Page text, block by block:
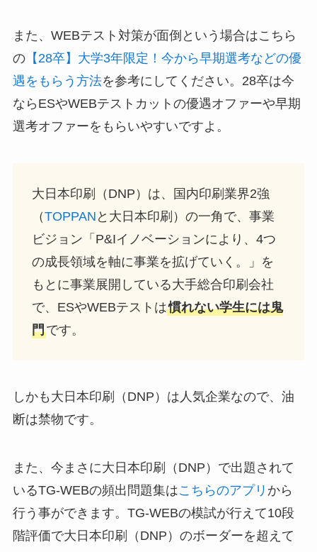
また、WEBテスト対策が面倒という場合はこちら
の【28卒】大学3年限定！今から早期選考などの優
遇をもらう方法を参考にしてください。28卒は今
ならESやWEBテストカットの優遇オファーや早期
選考オファーをもらいやすいですよ。
大日本印刷（DNP）は、国内印刷業界2強
（TOPPAN と大日本印刷）の一角で、事業
ビジョン「P&Iイノベーションにより、4つ
の成長領域を軸に事業を拡げていく。」を
もとに事業展開している大手総合印刷会社
で、ESやWEBテストは慣れない学生には鬼
門です。
しかも大日本印刷（DNP）は人気企業なので、油
断は禁物です。
また、今まさに大日本印刷（DNP）で出題されて
いるTG-WEBの頻出問題集はこちらのアプリ から
行う事ができます。TG-WEBの模試が行えて10段
階評価で大日本印刷（DNP）のボーダーを超えて